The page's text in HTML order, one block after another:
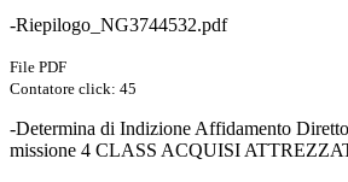
-Riepilogo_NG3744532.pdf
File PDF
Contatore click: 45
-Determina di Indizione Affidamento
missione 4 CLASS ACQUISI